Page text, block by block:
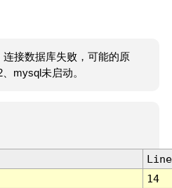
接数据库失败，可能的原
mysql未启动。
Line
14